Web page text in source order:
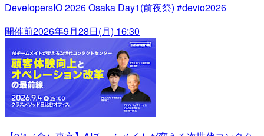
DevelopersIO 2026 Osaka Day1(前夜祭) #devio2026
開催前2026年9月28日(月) 16:30